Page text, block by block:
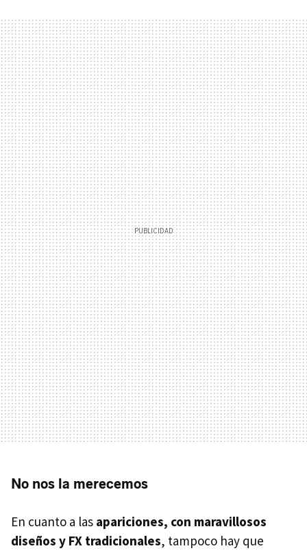
No nos la merecemos
En cuanto a las apariciones, con maravillosos
diseños y FX tradicionales, tampoco hay que